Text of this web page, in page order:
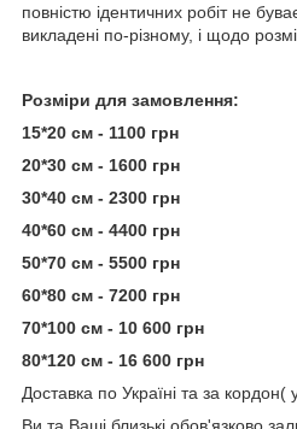
повністю ідентичних робіт не
викладені по-різному, і щодо
Розміри для замовлення:
15*20 см - 1100 грн
20*30 см - 1600 грн
30*40 см - 2300 грн
40*60 см - 4400 грн
50*70 см - 5500 грн
60*80 см - 7200 грн
70*100 см - 10 600 грн
80*120 см - 16 600 грн
Доставка по Україні та за
Ви та Ваші близькі обов'язково